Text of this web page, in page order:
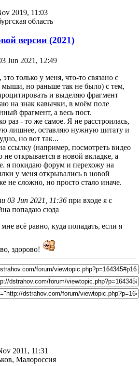
2019, 11:03
область
версии (2021)
Jun 2021, 12:49
только у меня, что-то связано с
мыши, но раньше так не было) с тем,
и выделяю фрагмент
на знак кавычки, в моём поле
фрагмент, а весь пост.
раз - то же самое. Я не расстроилась,
лишнее, оставляю нужную цитату и
но вот так...
ссылку (например, посмотреть видео
открывается в новой вкладке, а
я покидаю форум и перехожу на
у меня открывались в новой
не сложно, но просто стало иначе.
03 Jun 2021, 11:36 при входе я с
попадаю сюда
всё равно, куда попадать, если я
здорово!
2011, 11:31
Малороссия